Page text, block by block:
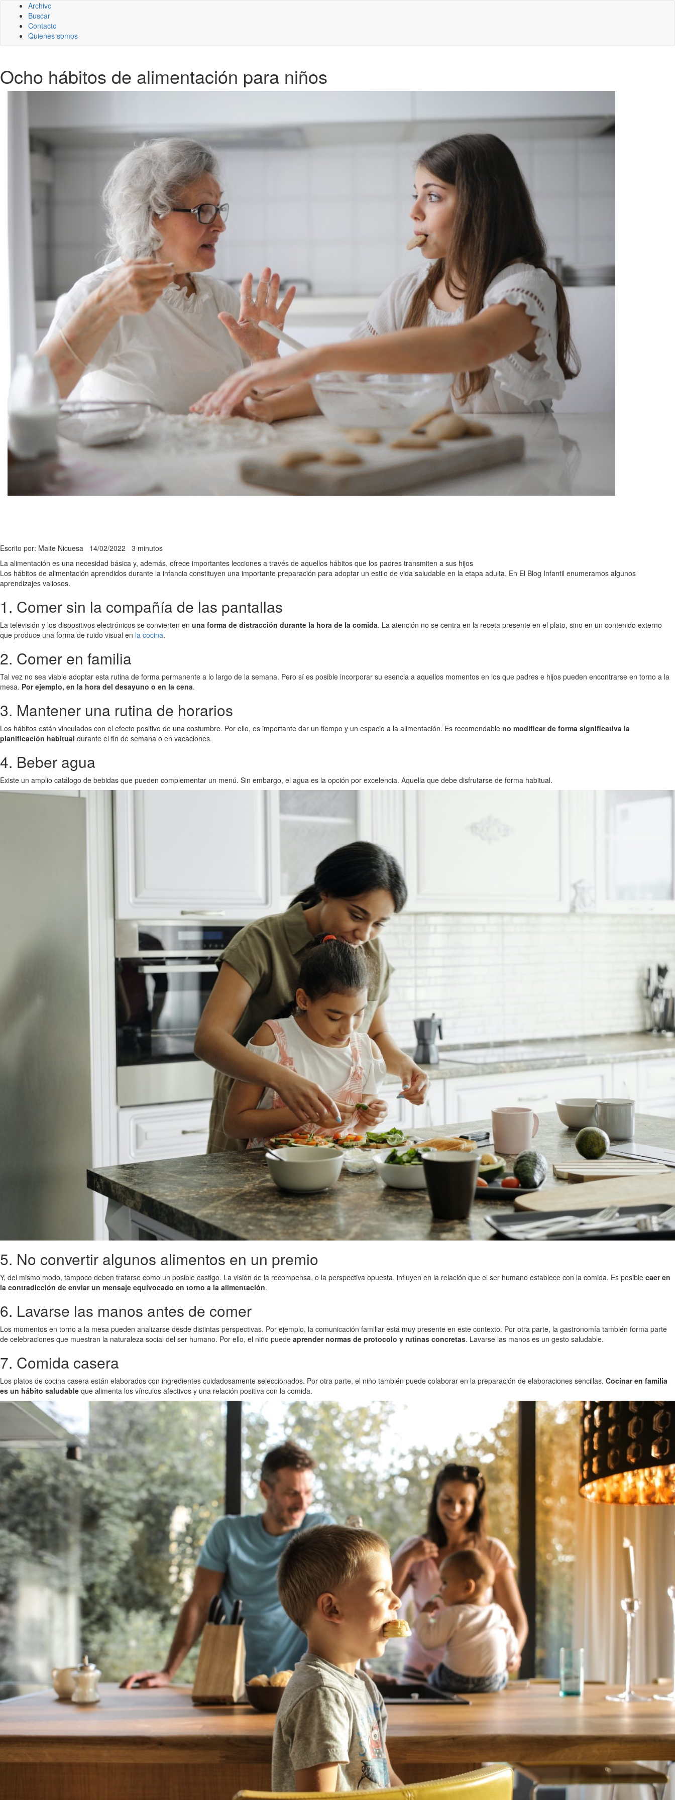
Archivo
Buscar
Contacto
Quienes somos
Ocho hábitos de alimentación para niños
Escrito por: Maite Nicuesa 14/02/2022 3 minutos
La alimentación es una necesidad básica y, además, ofrece importantes lecciones a través de aquellos hábitos que los padres transmiten a sus hijos
Los hábitos de alimentación aprendidos durante la infancia constituyen una importante preparación para adoptar un estilo de vida saludable en la etapa adulta. En El Blog Infantil enumeramos algunos
aprendizajes valiosos.
1. Comer sin la compañía de las pantallas
La televisión y los dispositivos electrónicos se convierten en una forma de distracción durante la hora de la comida. La atención no se centra en la receta presente en el plato, sino en un contenido externo
que produce una forma de ruido visual en la cocina.
2. Comer en familia
Tal vez no sea viable adoptar esta rutina de forma permanente a lo largo de la semana. Pero sí es posible incorporar su esencia a aquellos momentos en los que padres e hijos pueden encontrarse en torno a la
mesa. Por ejemplo, en la hora del desayuno o en la cena.
3. Mantener una rutina de horarios
Los hábitos están vinculados con el efecto positivo de una costumbre. Por ello, es importante dar un tiempo y un espacio a la alimentación. Es recomendable no modificar de forma significativa la
planificación habitual durante el fin de semana o en vacaciones.
4. Beber agua
Existe un amplio catálogo de bebidas que pueden complementar un menú. Sin embargo, el agua es la opción por excelencia. Aquella que debe disfrutarse de forma habitual.
5. No convertir algunos alimentos en un premio
Y, del mismo modo, tampoco deben tratarse como un posible castigo. La visión de la recompensa, o la perspectiva opuesta, influyen en la relación que el ser humano establece con la comida. Es posible caer en
la contradicción de enviar un mensaje equivocado en torno a la alimentación.
6. Lavarse las manos antes de comer
Los momentos en torno a la mesa pueden analizarse desde distintas perspectivas. Por ejemplo, la comunicación familiar está muy presente en este contexto. Por otra parte, la gastronomía también forma parte
de celebraciones que muestran la naturaleza social del ser humano. Por ello, el niño puede aprender normas de protocolo y rutinas concretas. Lavarse las manos es un gesto saludable.
7. Comida casera
Los platos de cocina casera están elaborados con ingredientes cuidadosamente seleccionados. Por otra parte, el niño también puede colaborar en la preparación de elaboraciones sencillas. Cocinar en familia
es un hábito saludable que alimenta los vínculos afectivos y una relación positiva con la comida.